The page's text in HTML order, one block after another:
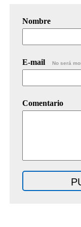
Nombre
E-mail No será
Comentario